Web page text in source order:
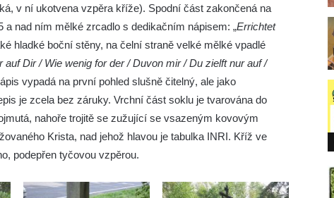
v ní ukotvena vzpěra kříže). Spodní část zakončená na
nad ním mělké zrcadlo s dedikačním nápisem: „Errichtet
hladké boční stěny, na čelní straně velké mělké vpadlé
auf Dir / Wie wenig for der / Duvon mir / Du zielft nur auf /
vypadá na první pohled slušně čitelný, ale jako
je zcela bez záruky. Vrchní část soklu je tvarována do
nahoře trojitě se zužující se vsazeným kovovým
Krista, nad jehož hlavou je tabulka INRI. Kříž ve
podepřen tyčovou vzpěrou.